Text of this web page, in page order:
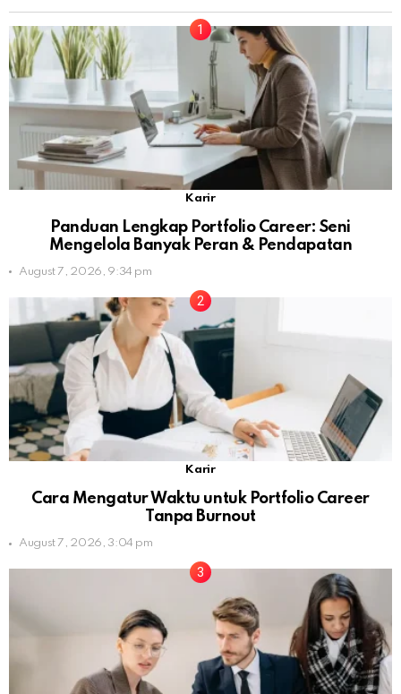
Karir
Panduan Lengkap Portfolio Career: Seni
Mengelola Banyak Peran & Pendapatan
August 7, 2026, 9:34 pm
Karir
Cara Mengatur Waktu untuk Portfolio Career
Tanpa Burnout
August 7, 2026, 3:04 pm